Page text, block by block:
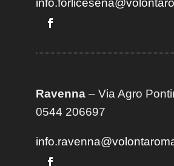
Ravenna– Via Agro
0544 206697